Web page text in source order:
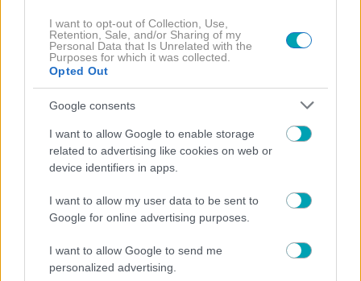
I want to opt-out of Collection, Use,
Retention, Sale, and/or Sharing of my
Personal Data that Is Unrelated with the
Purposes for which it was collected.
Opted Out
Google consents
I want to allow Google to enable storage
related to advertising like cookies on web or
device identifiers in apps.
I want to allow my user data to be sent to
Google for online advertising purposes.
I want to allow Google to send me
personalized advertising.
NEWS
Ο Στέφανος Κασσελάκης αποκαλύπτει το όνειρό
του για οικογένεια με τον Τάιλερ – «Θέλω τα παιδιά
που θα φέρουμε στον κόσμο να»